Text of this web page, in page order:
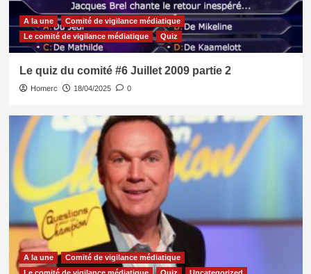
A la une
Comité de vigilance médiatique
Le comité de vigilance médiatique
Quiz
Le quiz du comité #6 Juillet 2009 partie 2
Homerc 18/04/2025 0
A la une
Comité de vigilance médiatique